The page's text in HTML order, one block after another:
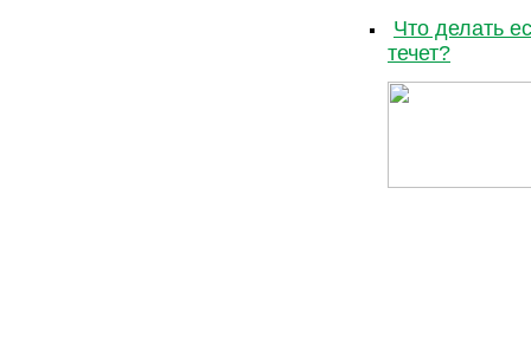
Что делать
течет?